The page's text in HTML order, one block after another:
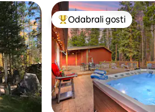
„Odabrali gosti”
Među najviše
Odabrali gosti